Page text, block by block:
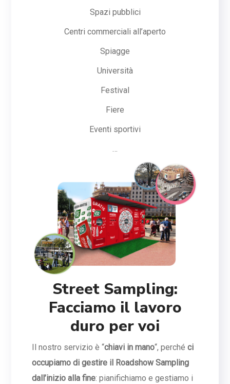
Spazi pubblici
Centri commerciali all’aperto
Spiagge
Università
Festival
Fiere
Eventi sportivi
Street Sampling:
Facciamo il lavoro
duro per voi
Il nostro servizio è “chiavi in mano“, perchéci
occupiamo di gestire il Roadshow Sampling
dall’inizio alla fine: pianifichiamo e gestiamo i